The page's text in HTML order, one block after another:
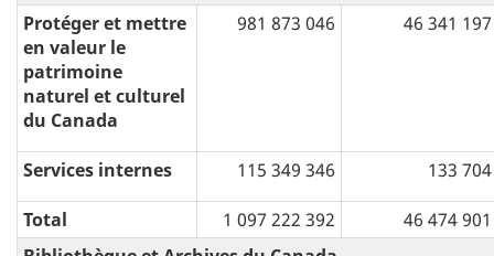
Protéger et mettre
en valeur le
patrimoine
naturel et culturel
du Canada
981 873 046 46 341 197
Services internes 115 349 346 133 704
Total 1 097 222 392
46 474 901